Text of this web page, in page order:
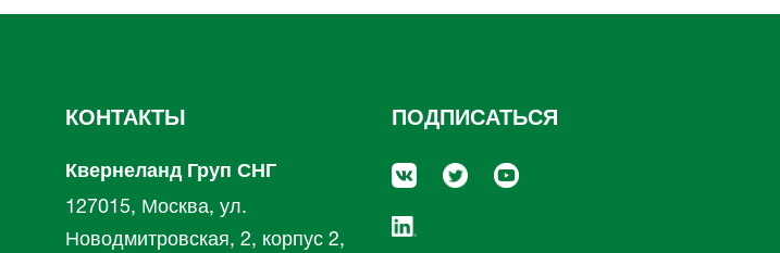
КОНТАКТЫ
Квернеланд Груп СНГ
127015, Москва, ул.
Новодмитровская, 2, корпус 2,
ПОДПИСАТЬСЯ